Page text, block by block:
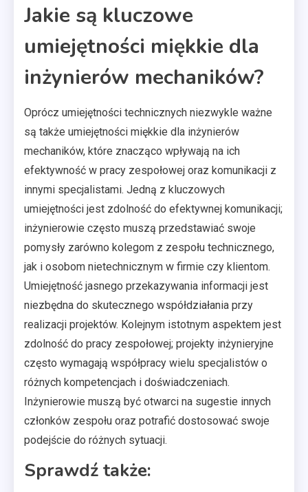
Jakie są kluczowe
umiejętności miękkie dla
inżynierów mechaników?
Oprócz umiejętności technicznych niezwykle ważne
są także umiejętności miękkie dla inżynierów
mechaników, które znacząco wpływają na ich
efektywność w pracy zespołowej oraz komunikacji z
innymi specjalistami. Jedną z kluczowych
umiejętności jest zdolność do efektywnej komunikacji;
inżynierowie często muszą przedstawiać swoje
pomysły zarówno kolegom z zespołu technicznego,
jak i osobom nietechnicznym w firmie czy klientom.
Umiejętność jasnego przekazywania informacji jest
niezbędna do skutecznego współdziałania przy
realizacji projektów. Kolejnym istotnym aspektem jest
zdolność do pracy zespołowej; projekty inżynieryjne
często wymagają współpracy wielu specjalistów o
różnych kompetencjach i doświadczeniach.
Inżynierowie muszą być otwarci na sugestie innych
członków zespołu oraz potrafić dostosować swoje
podejście do różnych sytuacji.
Sprawdź także: